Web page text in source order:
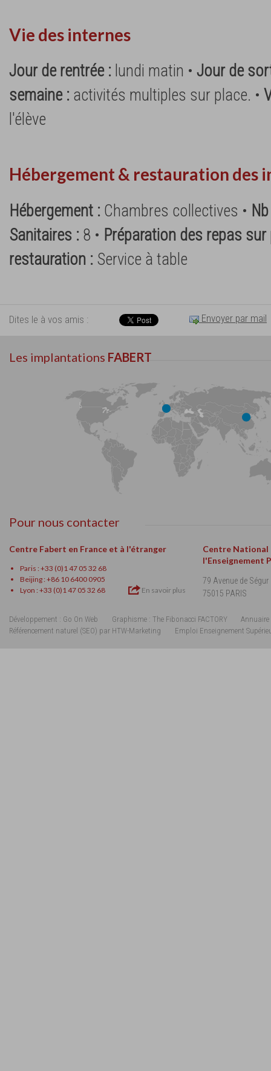
Vie des internes
Jour de rentrée : lundi matin • Jour de
semaine : activités multiples sur place. •
l'élève
Hébergement & restauration des
Hébergement : Chambres collectives •
Sanitaires : 8 • Préparation des repas
restauration : Service à table
Dites le à vos amis : Envoyer par mail
Les implantations FABERT
Pour nous contacter
Centre Fabert en France et à l'étranger
Paris : +33 (0)1 47 05 32 68
Beijing : +86 10 6400 0905
Lyon : +33 (0)1 47 05 32 68
En savoir plus
Centre National
l'Enseignement
79 Avenue de Ségur
75015 PARIS
Développement : Go On Web Graphisme : The Fibonacci FACTORY
Annuaire
Référencement naturel (SEO) par HTW-Marketing
Emploi Enseignement